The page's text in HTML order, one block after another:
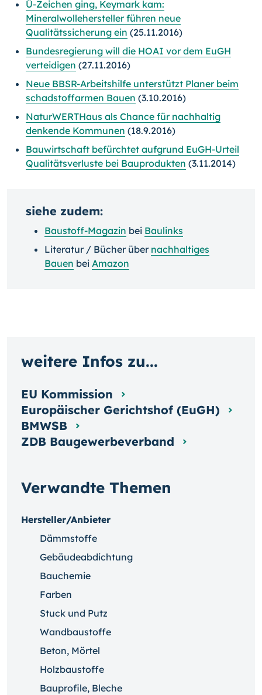
Ü-Zeichen ging, Keymark kam:
Mineralwollehersteller führen neue
Qualitätssicherung ein (25.11.2016)
Bundesregierung will die HOAI vor dem EuGH
verteidigen (27.11.2016)
Neue BBSR-Arbeitshilfe unterstützt Planer beim
schadstoffarmen Bauen (3.10.2016)
NaturWERTHaus als Chance für nachhaltig
denkende Kommunen (18.9.2016)
Bauwirtschaft befürchtet aufgrund EuGH-Urteil
Qualitätsverluste bei Bauprodukten (3.11.2014)
siehe zudem:
Baustoff-Magazin bei Baulinks
Literatur / Bücher über nachhaltiges
Bauen bei Amazon
Verwandte Themen
Hersteller/Anbieter
Dämmstoffe
Gebäudeabdichtung
Bauchemie
Farben
Stuck und Putz
Wandbaustoffe
Beton, Mörtel
Holzbaustoffe
Bauprofile, Bleche
weitere Infos zu...
EU Kommission
Europäischer Gerichtshof (EuGH)
BMWSB
ZDB Baugewerbeverband